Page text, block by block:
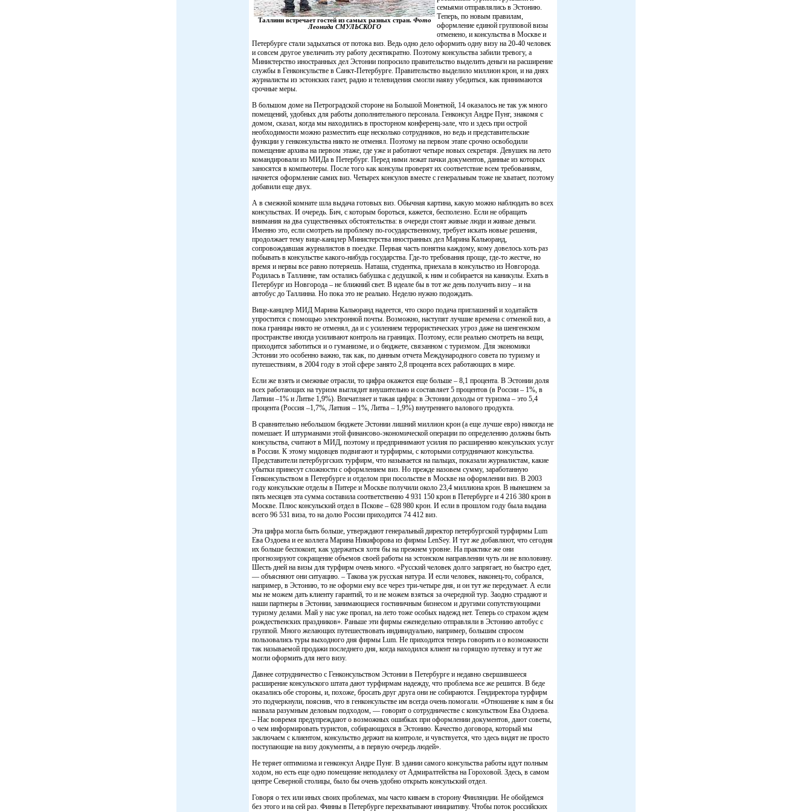
Таллинн встречает гостей из самых разных стран. Фото
Леонида СМУЛЬСКОГО
семьями отправлялись в Эстонию.
Теперь, по новым правилам,
оформление единой групповой визы
отменено, и консульства в Москве и
Петербурге стали задыхаться от потока виз. Ведь одно дело оформить одну визу на 20-40 человек
и совсем другое увеличить эту работу десятикратно. Поэтому консульства забили тревогу, а
Министерство иностранных дел Эстонии попросило правительство выделить деньги на расширение
службы в Генконсульстве в Санкт-Петербурге. Правительство выделило миллион крон, и на днях
журналисты из эстонских газет, радио и телевидения смогли наяву убедиться, как принимаются
срочные меры.
В большом доме на Петроградской стороне на Большой Монетной, 14 оказалось не так уж много
помещений, удобных для работы дополнительного персонала. Генконсул Андре Пунг, знакомя с
домом, сказал, когда мы находились в просторном конференц-зале, что и здесь при острой
необходимости можно разместить еще несколько сотрудников, но ведь и представительские
функции у генконсульства никто не отменял. Поэтому на первом этапе срочно освободили
помещение архива на первом этаже, где уже и работают четыре новых секретаря. Девушек на лето
командировали из МИДа в Петербург. Перед ними лежат пачки документов, данные из которых
заносятся в компьютеры. После того как консулы проверят их соответствие всем требованиям,
начнется оформление самих виз. Четырех консулов вместе с генеральным тоже не хватает, поэтому
добавили еще двух.
А в смежной комнате шла выдача готовых виз. Обычная картина, какую можно наблюдать во всех
консульствах. И очередь. Бич, с которым бороться, кажется, бесполезно. Если не обращать
внимания на два существенных обстоятельства: в очереди стоят живые люди и живые деньги.
Именно это, если смотреть на проблему по-государственному, требует искать новые решения,
продолжает тему вице-канцлер Министерства иностранных дел Марина Кальюранд,
сопровождавшая журналистов в поездке. Первая часть понятна каждому, кому довелось хоть раз
побывать в консульстве какого-нибудь государства. Где-то требования проще, где-то жестче, но
время и нервы все равно потеряешь. Наташа, студентка, приехала в консульство из Новгорода.
Родилась в Таллинне, там остались бабушка с дедушкой, к ним и собирается на каникулы. Ехать в
Петербург из Новгорода – не ближний свет. В идеале бы в тот же день получить визу – и на
автобус до Таллинна. Но пока это не реально. Неделю нужно подождать.
Вице-канцлер МИД Марина Кальюранд надеется, что скоро подача приглашений и ходатайств
упростится с помощью электронной почты. Возможно, наступят лучшие времена с отменой виз, а
пока границы никто не отменял, да и с усилением террористических угроз даже на шенгенском
пространстве иногда усиливают контроль на границах. Поэтому, если реально смотреть на вещи,
приходится заботиться и о гуманизме, и о бюджете, связанном с туризмом. Для экономики
Эстонии это особенно важно, так как, по данным отчета Международного совета по туризму и
путешествиям, в 2004 году в этой сфере занято 2,8 процента всех работающих в мире.
Если же взять и смежные отрасли, то цифра окажется еще больше – 8,1 процента. В Эстонии доля
всех работающих на туризм выглядит внушительно и составляет 5 процентов (в России – 1%, в
Латвии –1% и Литве 1,9%). Впечатляет и такая цифра: в Эстонии доходы от туризма – это 5,4
процента (Россия –1,7%, Латвия – 1%, Литва – 1,9%) внутреннего валового продукта.
В сравнительно небольшом бюджете Эстонии лишний миллион крон (а еще лучше евро) никогда не
помешает. И штурманами этой финансово-экономической операции по определению должны быть
консульства, считают в МИД, поэтому и предпринимают усилия по расширению консульских услуг
в России. К этому мидовцев подвигают и турфирмы, с которыми сотрудничают консульства.
Представители петербургских турфирм, что называется на пальцах, показали журналистам, какие
убытки принесут сложности с оформлением виз. Но прежде назовем сумму, заработанную
Генконсульством в Петербурге и отделом при посольстве в Москве на оформлении виз. В 2003
году консульские отделы в Питере и Москве получили около 23,4 миллиона крон. В нынешнем за
пять месяцев эта сумма составила соответственно 4 931 150 крон в Петербурге и 4 216 380 крон в
Москве. Плюс консульский отдел в Пскове – 628 980 крон. И если в прошлом году была выдана
всего 96 531 виза, то на долю России приходится 74 412 виз.
Эта цифра могла быть больше, утверждают генеральный директор петербургской турфирмы Lum
Ева Оздоева и ее коллега Марина Никифорова из фирмы LenSey. И тут же добавляют, что сегодня
их больше беспокоит, как удержаться хотя бы на прежнем уровне. На практике же они
прогнозируют сокращение объемов своей работы на эстонском направлении чуть ли не вполовину.
Шесть дней на визы для турфирм очень много. «Русский человек долго запрягает, но быстро едет,
— объясняют они ситуацию. – Такова уж русская натура. И если человек, наконец-то, собрался,
например, в Эстонию, то не оформи ему все через три-четыре дня, и он тут же передумает. А если
мы не можем дать клиенту гарантий, то и не можем взяться за очередной тур. Заодно страдают и
наши партнеры в Эстонии, занимающиеся гостиничным бизнесом и другими сопутствующими
туризму делами. Май у нас уже пропал, на лето тоже особых надежд нет. Теперь со страхом ждем
рождественских праздников». Раньше эти фирмы еженедельно отправляли в Эстонию автобус с
группой. Много желающих путешествовать индивидуально, например, большим спросом
пользовались туры выходного дня фирмы Lum. Не приходится теперь говорить и о возможности
так называемой продажи последнего дня, когда находился клиент на горящую путевку и тут же
могли оформить для него визу.
Давнее сотрудничество с Генконсульством Эстонии в Петербурге и недавно свершившееся
расширение консульского штата дают турфирмам надежду, что проблема все же решится. В беде
оказались обе стороны, и, похоже, бросать друг друга они не собираются. Гендиректора турфирм
это подчеркнули, пояснив, что в генконсульстве им всегда очень помогали. «Отношение к нам я бы
назвала разумным деловым подходом, — говорит о сотрудничестве с консульством Ева Оздоева.
– Нас вовремя предупреждают о возможных ошибках при оформлении документов, дают советы,
о чем информировать туристов, собирающихся в Эстонию. Качество договора, который мы
заключаем с клиентом, консульство держит на контроле, и чувствуется, что здесь видят не просто
поступающие на визу документы, а в первую очередь людей».
Не теряет оптимизма и генконсул Андре Пунг. В здании самого консульства работы идут полным
ходом, но есть еще одно помещение неподалеку от Адмиралтейства на Гороховой. Здесь, в самом
центре Северной столицы, было бы очень удобно открыть консульский отдел.
Говоря о тех или иных своих проблемах, мы часто киваем в сторону Финляндии. Не обойдемся
без этого и на сей раз. Финны в Петербурге перехватывают инициативу. Чтобы поток российских